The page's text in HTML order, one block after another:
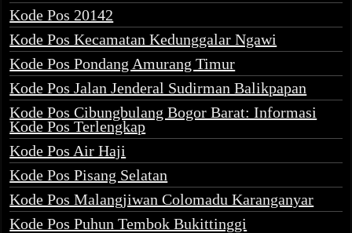
Kode Pos 20142
Kode Pos Kecamatan Kedunggalar Ngawi
Kode Pos Pondang Amurang Timur
Kode Pos Jalan Jenderal Sudirman Balikpapan
Kode Pos Cibungbulang Bogor Barat: Informasi
Kode Pos Terlengkap
Kode Pos Air Haji
Kode Pos Pisang Selatan
Kode Pos Malangjiwan Colomadu Karanganyar
Kode Pos Puhun Tembok Bukittinggi